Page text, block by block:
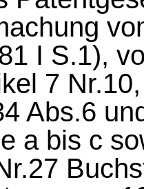
I S.1),
7
Abs.6
a bis c